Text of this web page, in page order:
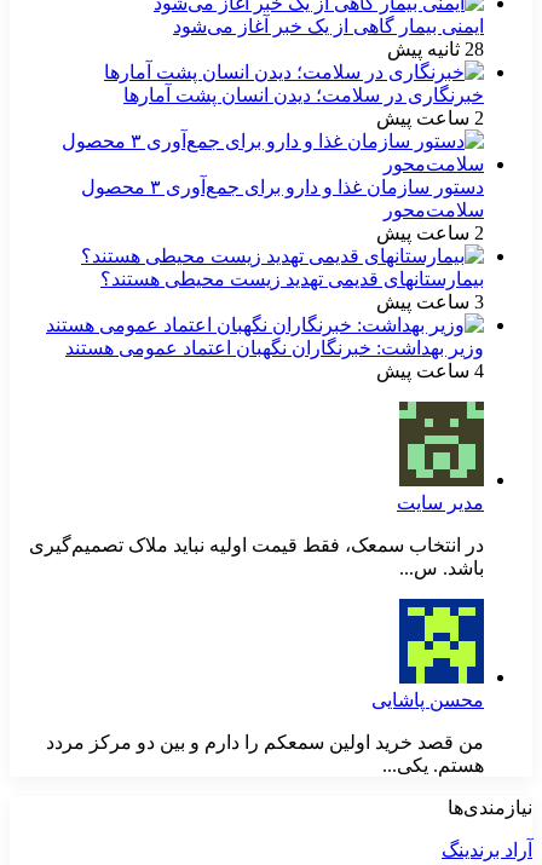
ایمنی بیمار گاهی از یک خبر آغاز می‌شود
28 ثانیه پیش
خبرنگاری در سلامت؛ دیدن انسان پشت آمارها
2 ساعت پیش
دستور سازمان غذا و دارو برای جمع‌آوری ۳ محصول
سلامت‌محور
2 ساعت پیش
بیمارستانهای قدیمی تهدید زیست محیطی هستند؟
3 ساعت پیش
وزیر بهداشت: خبرنگاران نگهبان اعتماد عمومی هستند
4 ساعت پیش
مدیر سایت
در انتخاب سمعک، فقط قیمت اولیه نباید ملاک تصمیم‌گیری
باشد. س...
محسن پاشایی
من قصد خرید اولین سمعکم را دارم و بین دو مرکز مردد
هستم. یکی...
نیازمندی‌ها
آراد برندینگ